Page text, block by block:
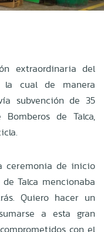
extraordinaria del
la cual de manera
subvención de 35
de Talca,
ceremonia de inicio
Talca mencionaba
Quiero hacer un
a esta gran
con el